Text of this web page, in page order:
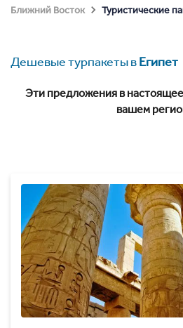
Ближний Восток
Туристические
Дешевые турпакеты вЕгипет
Эти предложения в
вашем